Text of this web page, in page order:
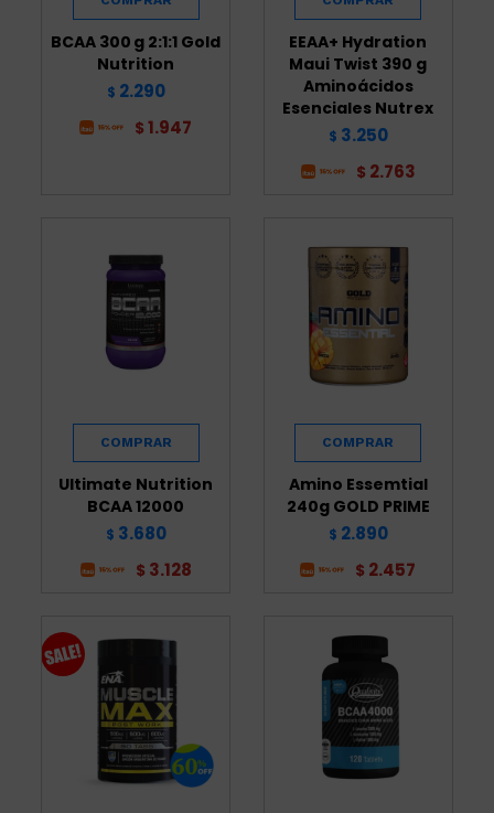
BCAA 300 g 2:1:1 Gold
Nutrition
$ 2.290
$ 1.947
EEAA+ Hydration
Maui Twist 390 g
Aminoácidos
Esenciales Nutrex
$ 3.250
$ 2.763
Ultimate Nutrition
BCAA 12000
$ 3.680
$ 3.128
Amino Essemtial
240g GOLD PRIME
$ 2.890
$ 2.457